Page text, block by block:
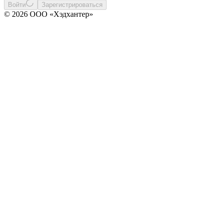
Войти Зарегистрироваться
© 2026 ООО «Хэдхантер»